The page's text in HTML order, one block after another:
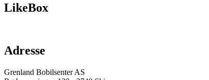
LikeBox
Adresse
Grenland Bobilsenter AS